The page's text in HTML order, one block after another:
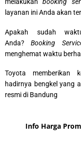
layanan ini Anda akan
Apakah sudah
Anda?Booking
menghemat waktu
Toyota memberikan
hadirnya bengkel yang
resmi di Bandung
Info Harga